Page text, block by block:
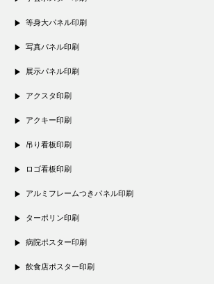
等身大パネル印刷
写真パネル印刷
展示パネル印刷
アクスタ印刷
アクキー印刷
吊り看板印刷
ロゴ看板印刷
アルミフレームつきパネル印刷
ターポリン印刷
病院ポスター印刷
飲食店ポスター印刷